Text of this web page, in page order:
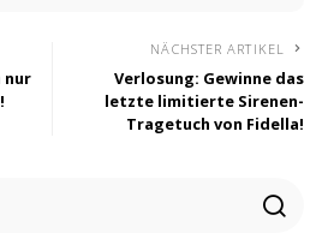
nur
NÄCHSTER ARTIKEL
Verlosung: Gewinne das
letzte limitierte Sirenen-
Tragetuch von Fidella!